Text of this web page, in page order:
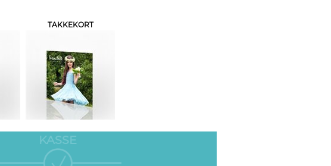
TAKKEKORT
KASSE